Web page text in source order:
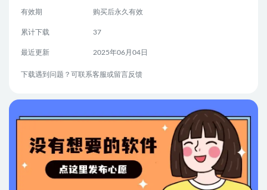
有效期 购买后永久有效
累计下载 37
最近更新 2025年06月04日
下载遇到问题？可联系客服或留言反馈